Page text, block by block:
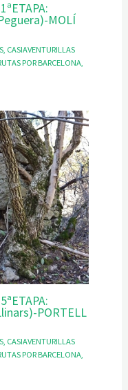
MOLÍ
, CASIAVENTURILLAS
POR BARCELONA,
PORTELL
, CASIAVENTURILLAS
POR BARCELONA,